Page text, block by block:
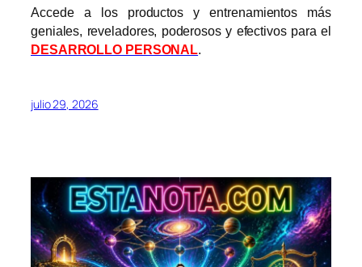
Accede a los productos y entrenamientos más
geniales, reveladores, poderosos y efectivos para el
DESARROLLO PERSONAL.
julio 29, 2026